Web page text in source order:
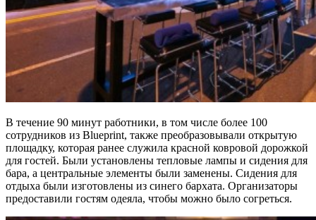
В течение 90 минут работники, в том числе более 100
сотрудников из Blueprint, также преобразовывали открытую
площадку, которая ранее служила красной ковровой дорожкой
для гостей. Были установлены тепловые лампы и сидения для
бара, а центральные элементы были заменены. Сидения для
отдыха были изготовлены из синего бархата. Организаторы
предоставили гостям одеяла, чтобы можно было согреться.